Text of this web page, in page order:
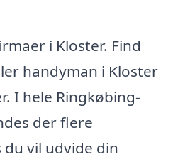
i Kloster. Find
handyman i Kloster
I hele Ringkøbing-
der flere
vil udvide din